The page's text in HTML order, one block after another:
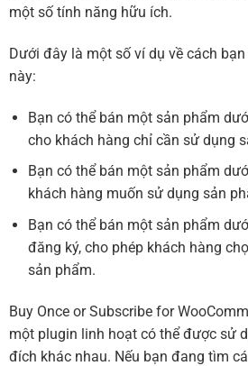
một số tính năng hữu ích.
Dưới đây là một số ví dụ về cách
này:
Bạn có thể bán một sản phẩm
cho khách hàng chỉ cần sử dụng
Bạn có thể bán một sản phẩm
khách hàng muốn sử dụng sản
Bạn có thể bán một sản phẩm
đăng ký, cho phép khách hàng
sản phẩm.
Buy Once or Subscribe for
một plugin linh hoạt có thể được sử
đích khác nhau. Nếu bạn đang tìm